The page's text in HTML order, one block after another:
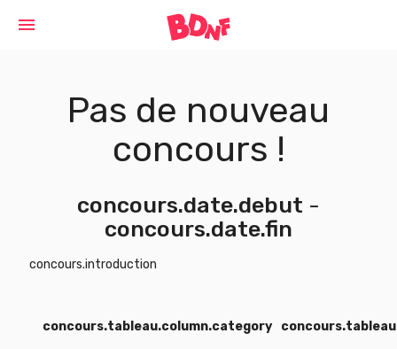
menu
Pas de nouveau
concours !
concours.date.debut -
concours.date.fin
concours.introduction
concours.tableau.column.category